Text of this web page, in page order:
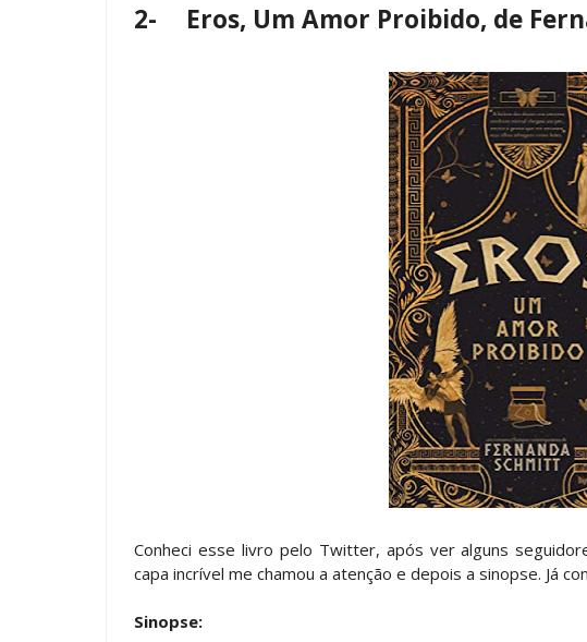
2- Eros, Um Amor Proibido, de
Conheci esse livro pelo Twitter, após ver alguns
capa incrível me chamou a atenção e depois a sinopse. Já
Sinopse: